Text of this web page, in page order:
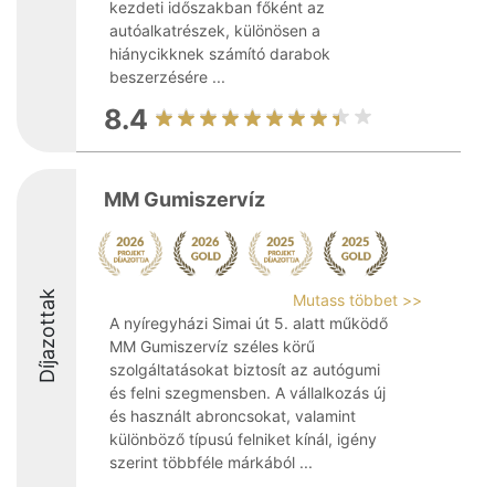
kezdeti időszakban főként az
autóalkatrészek, különösen a
hiánycikknek számító darabok
beszerzésére ...
8.4
Díjazottak
MM Gumiszervíz
Mutass többet >>
A nyíregyházi Simai út 5. alatt működő
MM Gumiszervíz széles körű
szolgáltatásokat biztosít az autógumi
és felni szegmensben. A vállalkozás új
és használt abroncsokat, valamint
különböző típusú felniket kínál, igény
szerint többféle márkából ...